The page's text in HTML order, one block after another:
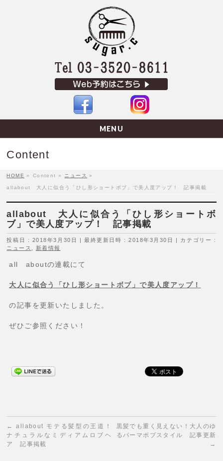
MENU
Content
HOME » Content » ニュース »
allabout 大人に似合う「ひし形ショートボブ」で美人度アップ！ 記事掲載
allabout 大人に似合う「ひし形ショートボ
ブ」で美人度アップ！ 記事掲載
投稿日 : 2018年3月30日 最終更新日時 : 2018年3月30日
カテゴリー :
ニュース
新着情報
all aboutの連載にて
大人に似合う「ひし形ショートボブ」で美人度アップ！
の記事を更新いたしました。
ぜひご参照ください！
←
allabout モテる髪型の王道！
ナチュラルなミディアムロブヘ
ア 記事掲載
黒髪でも重く見えない！大人のゆ
るパーマボブスタイル 記事更新
→